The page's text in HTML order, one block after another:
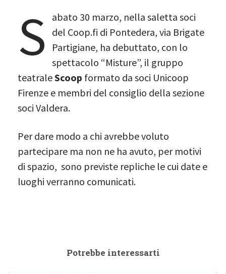
S
abato 30 marzo, nella saletta soci
del Coop.fi di Pontedera, via Brigate
Partigiane, ha debuttato, con lo
spettacolo “Misture”, il gruppo
teatraleScoop formato da soci Unicoop
Firenze e membri del consiglio della sezione
soci Valdera.
Per dare modo a chi avrebbe voluto
partecipare ma non ne ha avuto, per motivi
di spazio, sono previste repliche le cui date e
luoghi verranno comunicati.
Potrebbe interessarti